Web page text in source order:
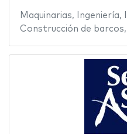
Maquinarias, Ingeniería,
Construcción de barcos,